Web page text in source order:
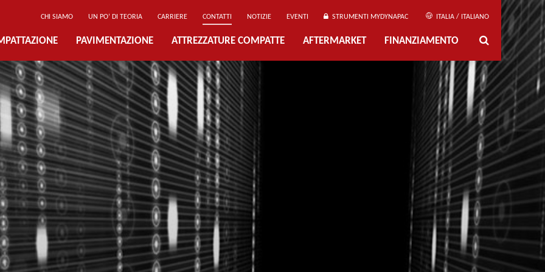
CHI SIAMO UN PO’ DI TEORIA CARRIERE CONTATTI NOTIZIE EVENTI STRUMENTI MYDYNAPAC ITALIA / ITALIANO
PAVIMENTAZIONE ATTREZZATURE COMPATTE AFTERMARKET FINANZIAMENTO